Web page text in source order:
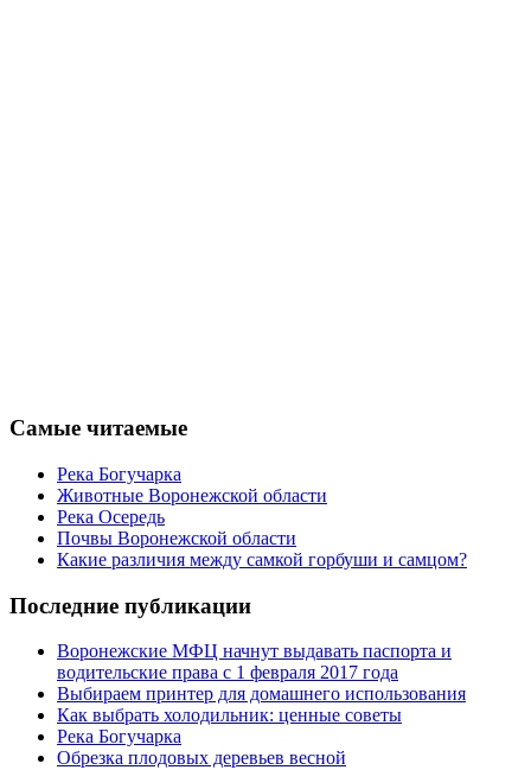
Самые читаемые
Река Богучарка
Животные Воронежской области
Река Осередь
Почвы Воронежской области
Какие различия между самкой горбуши и самцом?
Последние публикации
Воронежские МФЦ начнут выдавать паспорта и
водительские права с 1 февраля 2017 года
Выбираем принтер для домашнего использования
Как выбрать холодильник: ценные советы
Река Богучарка
Обрезка плодовых деревьев весной